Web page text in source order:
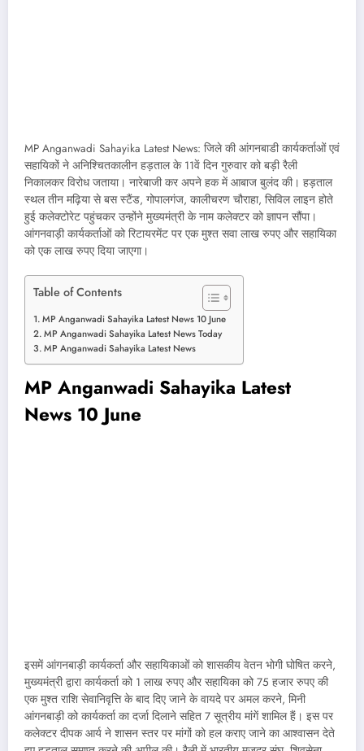
MP Anganwadi Sahayika Latest News: जिले की आंगनबाडी कार्यकर्ताओं एवं
सहायिकों ने अनिश्चितकालीन हड़ताल के 11वें दिन गुरुवार को बड़ी रैली
निकालकर विरोध जताया। नारेबाजी कर अपने हक में आबाज बुलंद की। हड़ताल
स्थल तीन मढ़िया से बस स्टैंड, गोपालगंज, कालीचरण चौराहा, सिविल लाइन होते
हुई कलेक्टोरेट पहुंचकर उन्होंने मुख्यमंत्री के नाम कलेक्टर को ज्ञापन सौंपा।
आंगनवाड़ी कार्यकर्ताओं को रिटायरमेंट पर एक मुश्त सवा लाख रुपए और सहायिका
को एक लाख रुपए दिया जाएगा।
Table of Contents
MP Anganwadi Sahayika Latest News 10 June
MP Anganwadi Sahayika Latest News Today
MP Anganwadi Sahayika Latest News
MP Anganwadi Sahayika Latest
News 10 June
इसमें आंगनबाड़ी कार्यकर्ता और सहायिकाओं को शासकीय वेतन भोगी घोषित करने,
मुख्यमंत्री द्वारा कार्यकर्ता को 1 लाख रुपए और सहायिका को 75 हजार रुपए की
एक मुश्त राशि सेवानिवृत्ति के बाद दिए जाने के वायदे पर अमल करने, मिनी
आंगनबाड़ी को कार्यकर्ता का दर्जा दिलाने सहित 7 सूत्रीय मांगें शामिल हैं। इस पर
कलेक्टर दीपक आर्य ने शासन स्तर पर मांगों को हल कराए जाने का आश्वासन देते